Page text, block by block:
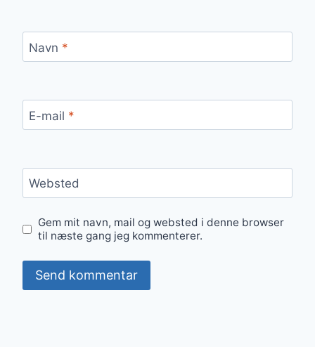
Navn *
E-mail *
Websted
Gem mit navn, mail og websted i denne browser
til næste gang jeg kommenterer.